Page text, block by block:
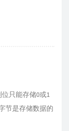
只能存储0或1
节是存储数据的